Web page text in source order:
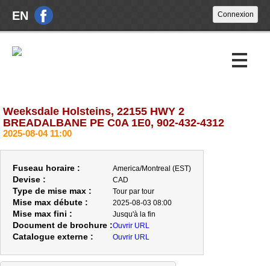
EN
Encans à venir
À propos
Nouvelles
Nous joindre
Weeksdale Holsteins, 22155 HWY 2
BREADALBANE PE C0A 1E0, 902-432-4312
2025-08-04 11:00
Fuseau horaire : America/Montreal (EST)
Devise : CAD
Type de mise max : Tour par tour
Mise max débute : 2025-08-03 08:00
Mise max fini : Jusqu'à la fin
Document de brochure :Ouvrir URL
Catalogue externe : Ouvrir URL